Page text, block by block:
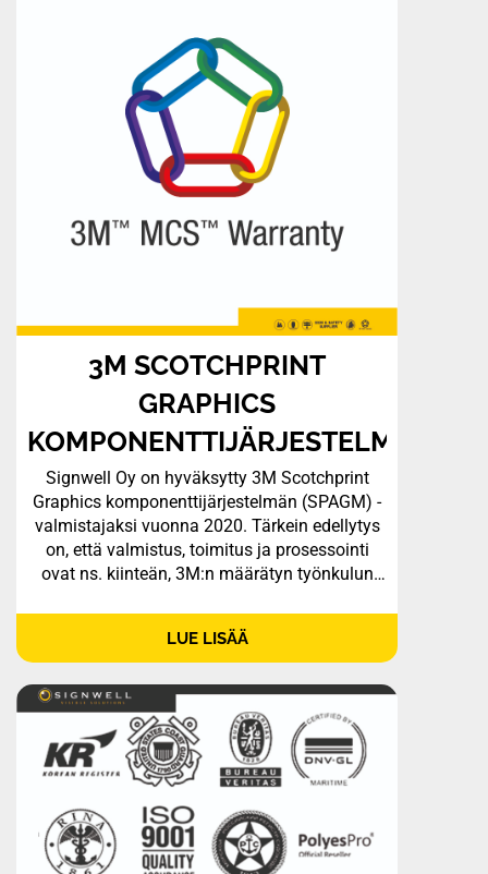
3M SCOTCHPRINT
GRAPHICS
KOMPONENTTIJÄRJESTELMÄ
Signwell Oy on hyväksytty 3M Scotchprint
Graphics komponenttijärjestelmän (SPAGM) -
valmistajaksi vuonna 2020. Tärkein edellytys
on, että valmistus, toimitus ja prosessointi
ovat ns. kiinteän, 3M:n määrätyn työnkulun
LUE LISÄÄ